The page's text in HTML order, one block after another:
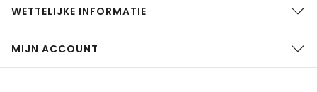
WETTELIJKE INFORMATIE
MIJN ACCOUNT